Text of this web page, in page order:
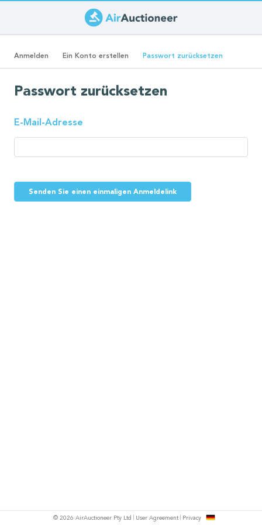
zum
Inhalt
Primäre
Anmelden Ein Konto erstellen Passwort zurücksetzen
Reiter)
Passwort zurücksetzen
E-Mail-Adresse
Senden Sie einen einmaligen Anmeldelink
© 2026 AirAuctioneer Pty Ltd User Agreement Privacy